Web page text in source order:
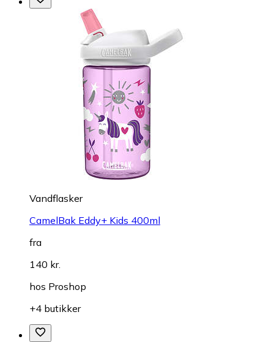
Vandflasker
CamelBak Eddy+ Kids 400ml
fra
140 kr.
hos Proshop
+4 butikker